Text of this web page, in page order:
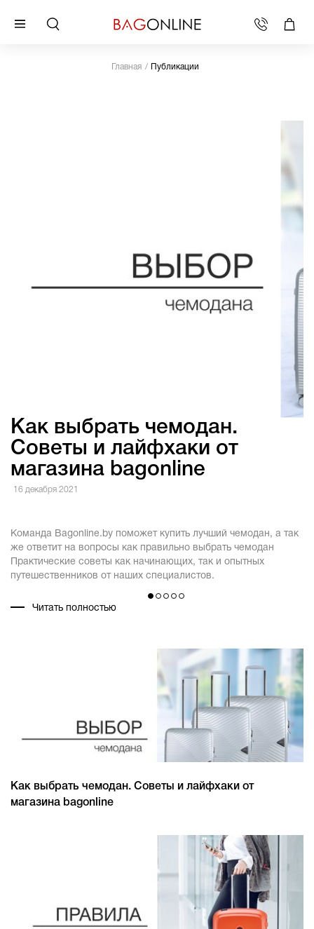
Главная Публикации
Как выбрать чемодан.
Советы и лайфхаки от
магазина bagonline
16 декабря 2021
Команда Bagonline.by поможет купить лучший чемодан, а так
же ответит на вопросы как правильно выбрать чемодан
Практические советы как начинающих, так и опытных
путешественников от наших специалистов.
Читать полностью
Как выбрать чемодан. Советы и лайфхаки от
магазина bagonline